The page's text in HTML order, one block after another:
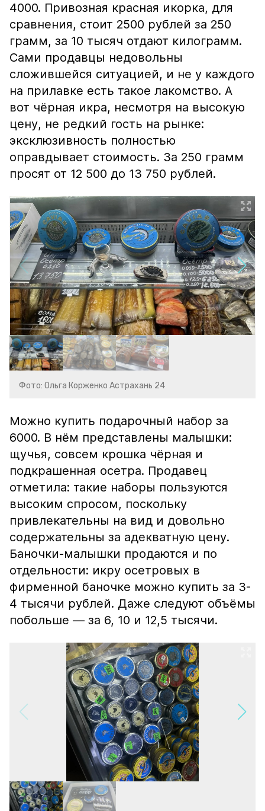
4000. Привозная красная икорка, для
сравнения, стоит 2500 рублей за 250
грамм, за 10 тысяч отдают килограмм.
Сами продавцы недовольны
сложившейся ситуацией, и не у каждого
на прилавке есть такое лакомство. А
вот чёрная икра, несмотря на высокую
цену, не редкий гость на рынке:
эксклюзивность полностью
оправдывает стоимость. За 250 грамм
просят от 12 500 до 13 750 рублей.
Фото: Ольга Корженко Астрахань 24
Можно купить подарочный набор за
6000. В нём представлены малышки:
щучья, совсем крошка чёрная и
подкрашенная осетра. Продавец
отметила: такие наборы пользуются
высоким спросом, поскольку
привлекательны на вид и довольно
содержательны за адекватную цену.
Баночки-малышки продаются и по
отдельности: икру осетровых в
фирменной баночке можно купить за 3-
4 тысячи рублей. Даже следуют объёмы
побольше — за 6, 10 и 12,5 тысячи.